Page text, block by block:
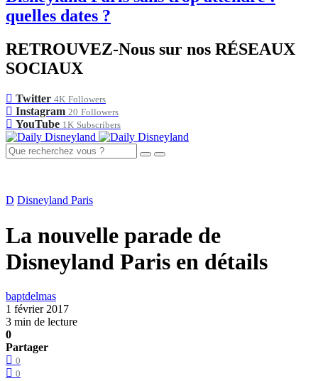
quelles dates ?
RETROUVEZ-Nous sur nos RÉSEAUX
SOCIAUX
Twitter 4K Followers
Instagram 20 Followers
YouTube 1K Subscribers
D Disneyland Paris
La nouvelle parade de
Disneyland Paris en détails
baptdelmas
1 février 2017
3 min de lecture
0
Partager
0
0